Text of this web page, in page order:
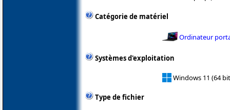
Catégorie de matériel
Ordinateur
Systèmes d'exploitation
Windows 11 (64
Type de fichier